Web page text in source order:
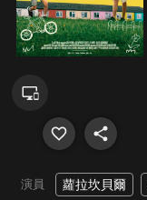
演員 蘿拉坎貝爾